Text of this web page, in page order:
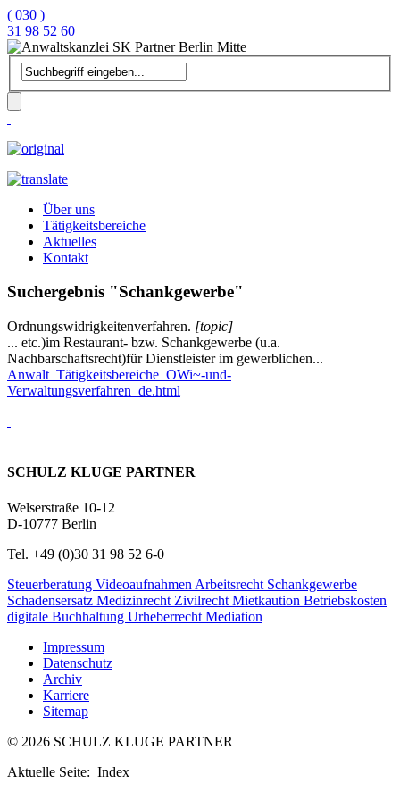
( 030 )
31 98 52 60
Über uns
Tätigkeitsbereiche
Aktuelles
Kontakt
Suchergebnis "Schankgewerbe"
Ordnungswidrigkeitenverfahren. [topic]
... etc.)im Restaurant- bzw. Schankgewerbe (u.a.
Nachbarschaftsrecht)für Dienstleister im gewerblichen...
Anwalt_Tätigkeitsbereiche_OWi~-und-
Verwaltungsverfahren_de.html
SCHULZ KLUGE PARTNER
Welserstraße 10-12
D-10777 Berlin
Tel. +49 (0)30 31 98 52 6-0
Steuerberatung Videoaufnahmen Arbeitsrecht Schankgewerbe
Schadensersatz Medizinrecht Zivilrecht Mietkaution Betriebskosten
digitale Buchhaltung Urheberrecht Mediation
Impressum
Datenschutz
Archiv
Karriere
Sitemap
© 2026 SCHULZ KLUGE PARTNER
Aktuelle Seite: Index